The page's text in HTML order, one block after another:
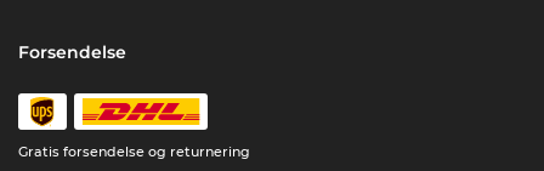
Forsendelse
Gratis forsendelse og returnering